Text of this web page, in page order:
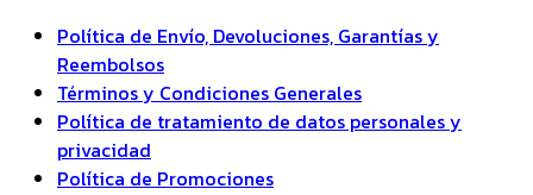
Política de Envío, Devoluciones, Garantías y
Reembolsos
Términos y Condiciones Generales
Política de tratamiento de datos personales y
privacidad
Política de Promociones